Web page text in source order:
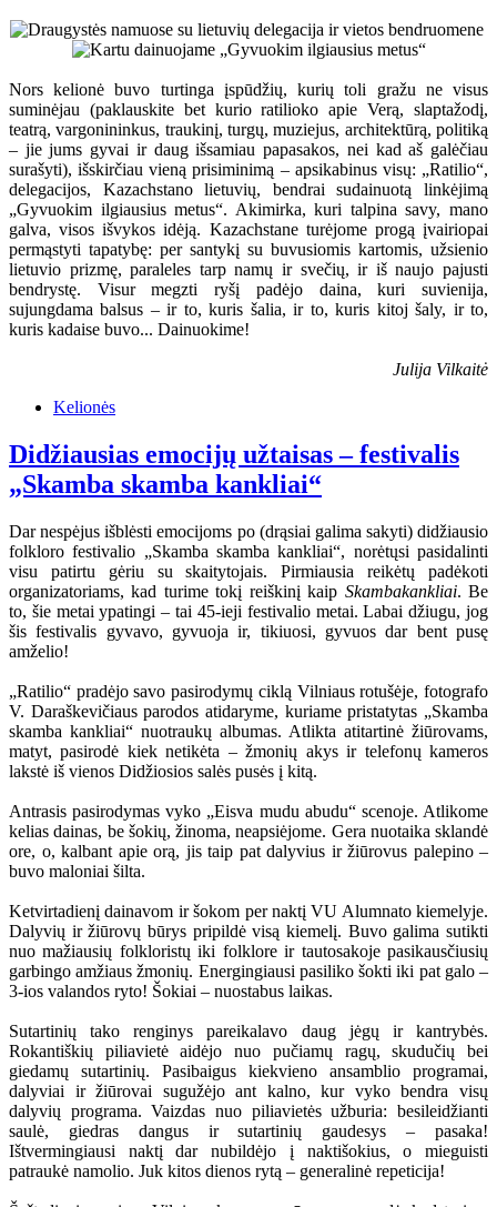
Nors kelionė buvo turtinga įspūdžių, kurių toli gražu ne visus
suminėjau (paklauskite bet kurio ratilioko apie Verą, slaptažodį,
teatrą, vargonininkus, traukinį, turgų, muziejus, architektūrą, politiką
– jie jums gyvai ir daug išsamiau papasakos, nei kad aš galėčiau
surašyti), išskirčiau vieną prisiminimą – apsikabinus visų: „Ratilio“,
delegacijos, Kazachstano lietuvių, bendrai sudainuotą linkėjimą
„Gyvuokim ilgiausius metus“. Akimirka, kuri talpina savy, mano
galva, visos išvykos idėją. Kazachstane turėjome progą įvairiopai
permąstyti tapatybę: per santykį su buvusiomis kartomis, užsienio
lietuvio prizmę, paraleles tarp namų ir svečių, ir iš naujo pajusti
bendrystę. Visur megzti ryšį padėjo daina, kuri suvienija,
sujungdama balsus – ir to, kuris šalia, ir to, kuris kitoj šaly, ir to,
kuris kadaise buvo... Dainuokime!
Julija Vilkaitė
Kelionės
Didžiausias emocijų užtaisas – festivalis
„Skamba skamba kankliai“
Dar nespėjus išblėsti emocijoms po (drąsiai galima sakyti) didžiausio
folkloro festivalio „Skamba skamba kankliai“, norėtųsi pasidalinti
visu patirtu gėriu su skaitytojais. Pirmiausia reikėtų padėkoti
organizatoriams, kad turime tokį reiškinį kaip Skambakankliai. Be
to, šie metai ypatingi – tai 45-ieji festivalio metai. Labai džiugu, jog
šis festivalis gyvavo, gyvuoja ir, tikiuosi, gyvuos dar bent pusę
amželio!
„Ratilio“ pradėjo savo pasirodymų ciklą Vilniaus rotušėje, fotografo
V. Daraškevičiaus parodos atidaryme, kuriame pristatytas „Skamba
skamba kankliai“ nuotraukų albumas. Atlikta atitartinė žiūrovams,
matyt, pasirodė kiek netikėta – žmonių akys ir telefonų kameros
lakstė iš vienos Didžiosios salės pusės į kitą.
Antrasis pasirodymas vyko „Eisva mudu abudu“ scenoje. Atlikome
kelias dainas, be šokių, žinoma, neapsiėjome. Gera nuotaika sklandė
ore, o, kalbant apie orą, jis taip pat dalyvius ir žiūrovus palepino –
buvo maloniai šilta.
Ketvirtadienį dainavom ir šokom per naktį VU Alumnato kiemelyje.
Dalyvių ir žiūrovų būrys pripildė visą kiemelį. Buvo galima sutikti
nuo mažiausių folkloristų iki folklore ir tautosakoje pasikausčiusių
garbingo amžiaus žmonių. Energingiausi pasiliko šokti iki pat galo –
3-ios valandos ryto! Šokiai – nuostabus laikas.
Sutartinių tako renginys pareikalavo daug jėgų ir kantrybės.
Rokantiškių piliavietė aidėjo nuo pučiamų ragų, skudučių bei
giedamų sutartinių. Pasibaigus kiekvieno ansamblio programai,
dalyviai ir žiūrovai sugužėjo ant kalno, kur vyko bendra visų
dalyvių programa. Vaizdas nuo piliavietės užburia: besileidžianti
saulė, giedras dangus ir sutartinių gaudesys – pasaka!
Ištvermingiausi naktį dar nubildėjo į naktišokius, o mieguisti
patraukė namolio. Juk kitos dienos rytą – generalinė repeticija!